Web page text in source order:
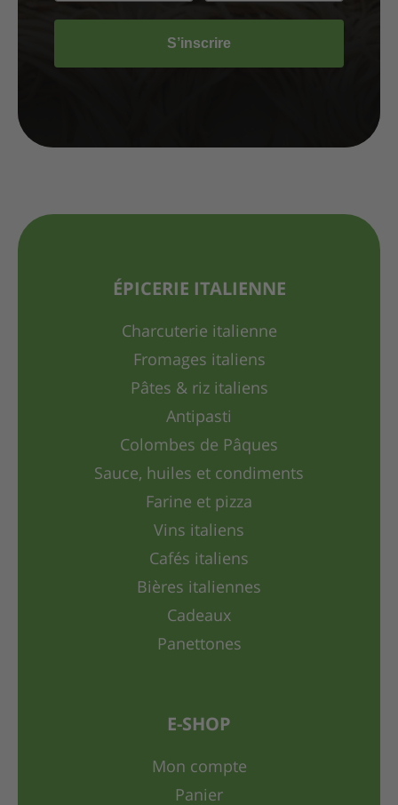
S’inscrire
ÉPICERIE ITALIENNE
Charcuterie italienne
Fromages italiens
Pâtes & riz italiens
Antipasti
Colombes de Pâques
Sauce, huiles et condiments
Farine et pizza
Vins italiens
Cafés italiens
Bières italiennes
Cadeaux
Panettones
E-SHOP
Mon compte
Panier